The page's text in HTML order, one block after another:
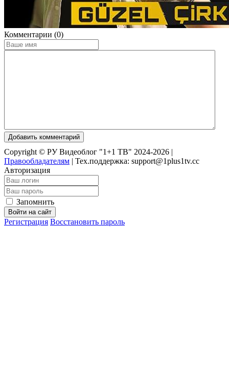
Комментарии (0)
Добавить комментарий
Copyright © РУ Видеоблог "1+1 ТВ" 2024-2026 |
Правообладателям | Тех.поддержка: support@1plus1tv.cc
Авторизация
Запомнить
Войти на сайт
Регистрация Восстановить пароль